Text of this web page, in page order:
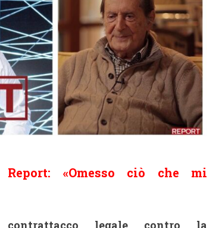
«Omesso ciò che mi
legale contro la